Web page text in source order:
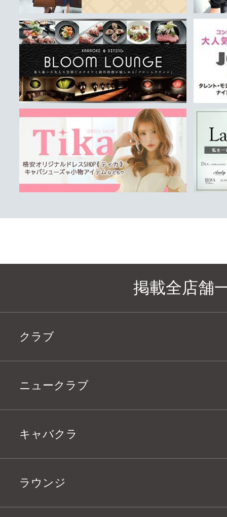
掲載全店舗
クラブ
ニュークラブ
キャバクラ
ラウンジ